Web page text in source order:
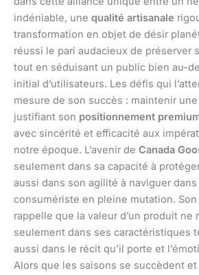
indéniable, une qualité artisanale
transformation en objet de désir
réussi le pari audacieux de préserver
tout en séduisant un public bien au-
initial d’utilisateurs. Les défis qui
mesure de son succès : maintenir
justifiant son positionnement
avec sincérité et efficacité aux
notre époque. L’avenir de Canada
seulement dans sa capacité à
aussi dans son agilité à naviguer
consumériste en pleine mutation.
rappelle que la valeur d’un produit ne
seulement dans ses caractéristiques
aussi dans le récit qu’il porte et
Alors que les saisons se succèdent